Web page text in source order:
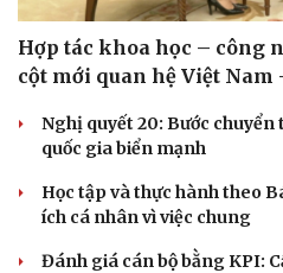
Hợp tác khoa học – công
cột mới quan hệ Việt Nam
Nghị quyết 20: Bước
quốc gia biển mạnh
Học tập và thực hành theo
ích cá nhân vì việc chung
Đánh giá cán bộ bằng KPI: